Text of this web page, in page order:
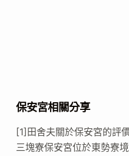
保安宮相關分享
[1]田舍夫關於保安宮的評
三塊寮保安宮位於東勢寮